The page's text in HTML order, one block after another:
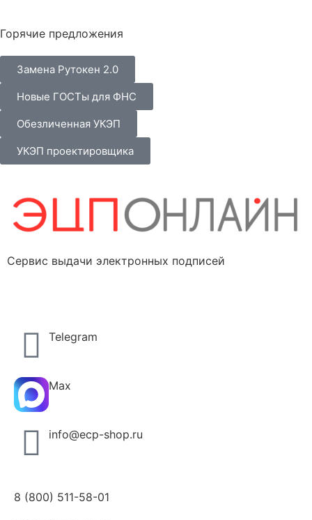
Горячие предложения
Замена Рутокен 2.0
Новые ГОСТы для ФНС
Обезличенная УКЭП
УКЭП проектировщика
Сервис выдачи электронных подписей
Telegram
Max
info@ecp-shop.ru
8 (800) 511-58-01